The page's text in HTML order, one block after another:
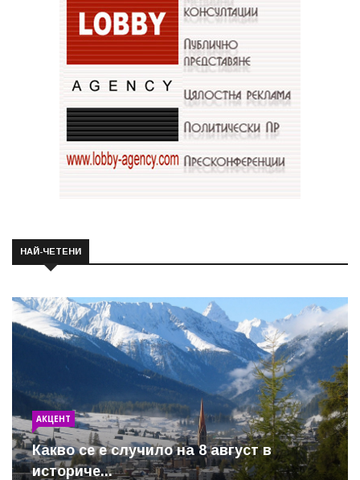
НАЙ-ЧЕТЕНИ
АКЦЕНТ
Какво се е случило на 8 август в
историче...